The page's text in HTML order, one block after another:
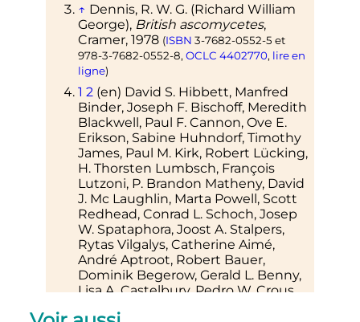
↑ Dennis, R. W. G. (Richard William
George), British ascomycetes,
Cramer, 1978 (ISBN 3-7682-0552-5 et
978-3-7682-0552-8, OCLC 4402770, lire en
ligne)
1 2 (en) David S. Hibbett, Manfred
Binder, Joseph F. Bischoff, Meredith
Blackwell, Paul F. Cannon, Ove E.
Erikson, Sabine Huhndorf, Timothy
James, Paul M. Kirk, Robert Lücking,
H. Thorsten Lumbsch, François
Lutzoni, P. Brandon Matheny, David
J. Mc Laughlin, Marta Powell, Scott
Redhead, Conrad L. Schoch, Josep
W. Spataphora, Joost A. Stalpers,
Rytas Vilgalys, Catherine Aimé,
André Aptroot, Robert Bauer,
Dominik Begerow, Gerald L. Benny,
Lisa A.Castelbury, Pedro W.Crous,